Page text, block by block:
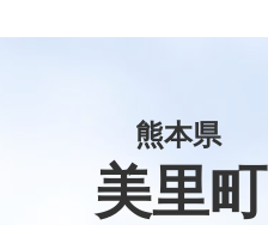
熊本県
美里町